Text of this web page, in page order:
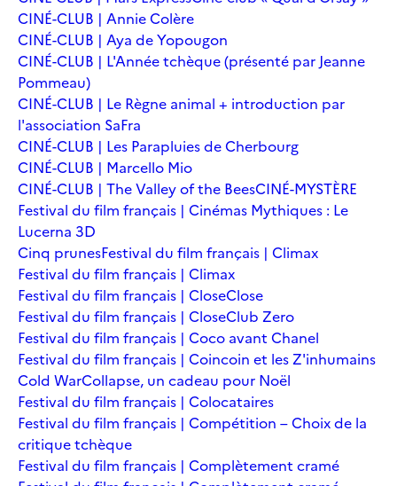
CINÉ-CLUB | Annie Colère
CINÉ-CLUB | Aya de Yopougon
CINÉ-CLUB | L'Année tchèque (présenté par Jeanne
Pommeau)
CINÉ-CLUB | Le Règne animal + introduction par
l'association SaFra
CINÉ-CLUB | Les Parapluies de Cherbourg
CINÉ-CLUB | Marcello Mio
CINÉ-CLUB | The Valley of the BeesCINÉ-MYSTÈRE
Festival du film français | Cinémas Mythiques : Le
Lucerna 3D
Cinq prunesFestival du film français | Climax
Festival du film français | Climax
Festival du film français | CloseClose
Festival du film français | CloseClub Zero
Festival du film français | Coco avant Chanel
Festival du film français | Coincoin et les Z'inhumains
Cold WarCollapse, un cadeau pour Noël
Festival du film français | Colocataires
Festival du film français | Compétition – Choix de la
critique tchèque
Festival du film français | Complètement cramé